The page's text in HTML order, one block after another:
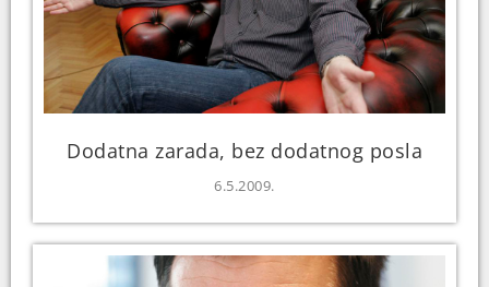
Dodatna zarada, bez dodatnog posla
6.5.2009.